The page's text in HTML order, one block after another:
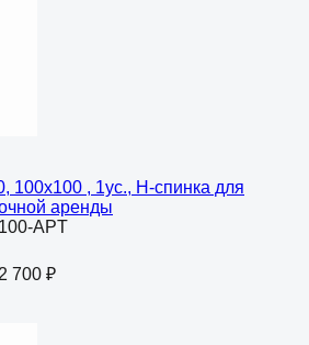
100х100 , 1ус., Н-спинка для
аренды
APT
2 700 ₽